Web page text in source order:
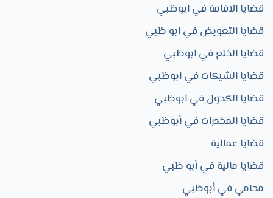
قضايا الاقامة في ابوظبي
قضايا التعويض في ابو ظبي
قضايا الخلع في ابوظبي
قضايا الشيكات في ابوظبي
قضايا الكحول في ابوظبي
قضايا المخدرات في أبوظبي
قضايا عمالية
قضايا مالية في أبو ظبي
محامي في أبوظبي